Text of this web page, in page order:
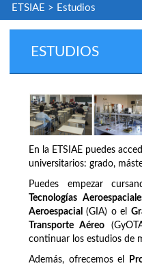
ETSIAE > Estudios
ESTUDIOS
En la ETSIAE puedes
universitarios: grado,
Puedes empezar
Tecnologías
Aeroespacial (GIA) o el
Transporte Aéreo
continuar los estudios de
Además, ofrecemos el